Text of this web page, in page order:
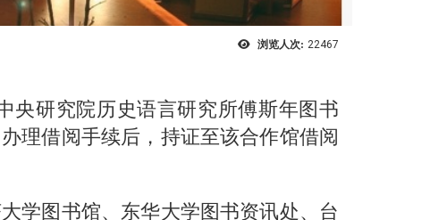
浏览人次: 22467
央研究院历史语言研究所傅斯年图书
理借阅手续后，持证至该合作馆借阅
学图书馆、东华大学图书资讯处、台